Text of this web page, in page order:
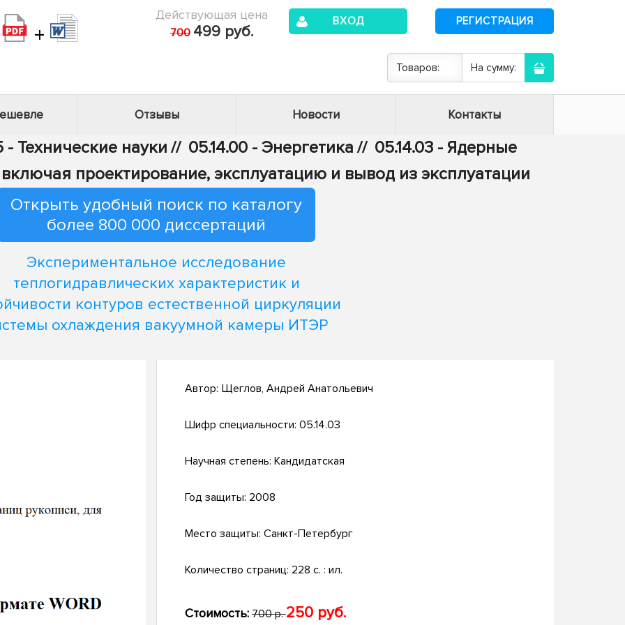
+
Действующая цена
700 499 руб.
ВХОД РЕГИСТРАЦИЯ
Товаров: На сумму:
Отзывы Новости Контакты
- Технические науки // 05.14.00 - Энергетика // 05.14.03 - Ядерные
проектирование, эксплуатацию и вывод из эксплуатации
Открыть удобный поиск по каталогу
более 800 000 диссертаций
Экспериментальное исследование
теплогидравлических характеристик и
контуров естественной циркуляции
охлаждения вакуумной камеры ИТЭР
Автор: Щеглов, Андрей Анатольевич
Шифр специальности: 05.14.03
Научная степень: Кандидатская
Год защиты: 2008
Место защиты: Санкт-Петербург
Количество страниц: 228 с. : ил.
Стоимость: 700 р.250 руб.